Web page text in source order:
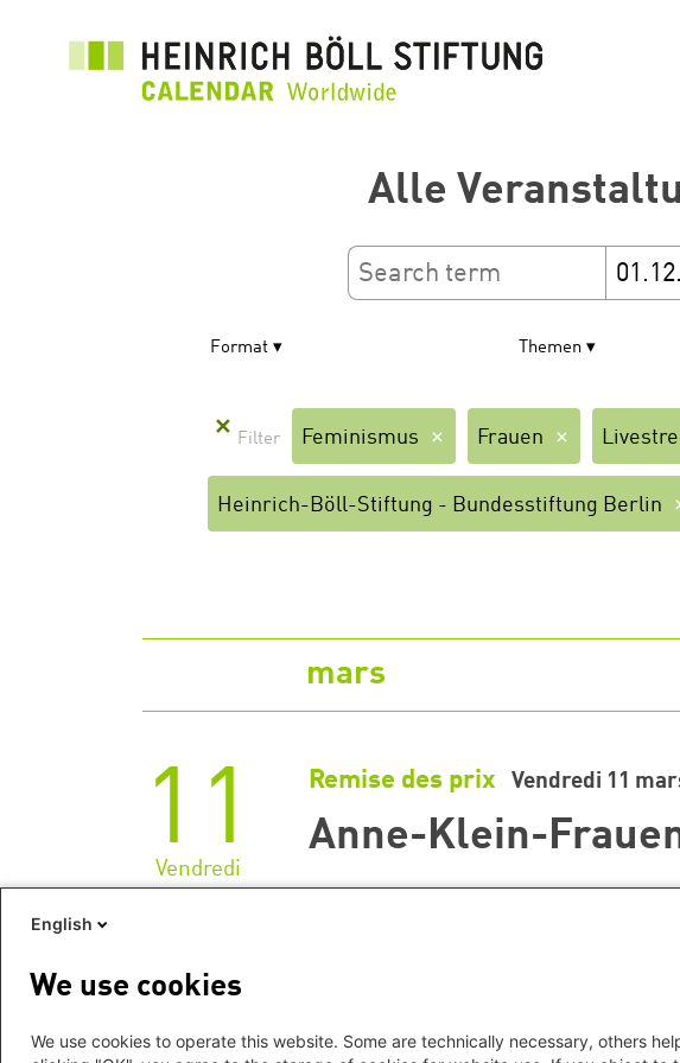
Alle
Format Themen
✕ Feminismus Frauen
Heinrich-Böll-Stiftung - Bundesstiftung Berlin
mars
11
Vendredi
Remise des prix Vendredi 11
Anne-Klein-
Zeige 1 - 1 von 1 Suchergebnissen
English
We use cookies
We use cookies to operate this website. Some are technically necessary, others